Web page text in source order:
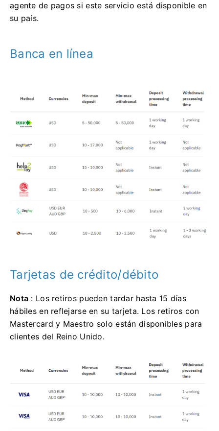
agente de pagos si este servicio está disponible en
su país.
Banca en línea
Tarjetas de crédito/débito
Nota : Los retiros pueden tardar hasta 15 días
hábiles en reflejarse en su tarjeta. Los retiros con
Mastercard y Maestro solo están disponibles para
clientes del Reino Unido.